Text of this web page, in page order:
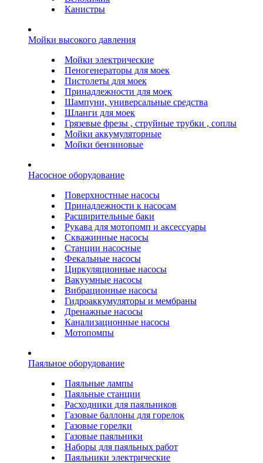
Канистры
Мойки высокого давления
Мойки электрические
Пеногенераторы для моек
Пистолеты для моек
Принадлежности для моек
Шампуни, универсальные средства
Шланги для моек
Грязевые фрезы , струйные трубки , соплы
Мойки аккумуляторные
Мойки бензиновые
Насосное оборудование
Поверхностные насосы
Принадлежности к насосам
Расширительные баки
Рукава для мотопомп и аксессуары
Скважинные насосы
Станции насосные
Фекальные насосы
Циркуляционные насосы
Вакуумные насосы
Вибрационные насосы
Гидроаккумуляторы и мембраны
Дренажные насосы
Канализационные насосы
Мотопомпы
Паяльное оборудование
Паяльные лампы
Паяльные станции
Расходники для паяльников
Газовые баллоны для горелок
Газовые горелки
Газовые паяльники
Наборы для паяльных работ
Паяльники электрические